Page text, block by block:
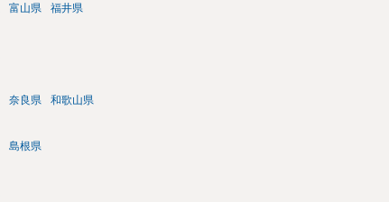
富山県 福井県
奈良県 和歌山県
島根県